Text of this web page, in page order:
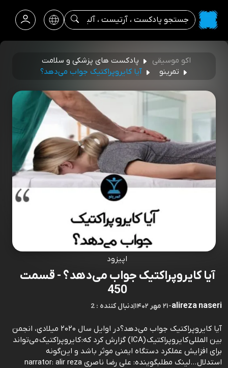
اکو موسیقی
پادکست های پزشکی و سلامت
تمرینو
آیا کایروپراکتیک جواب می‌دهد؟
اپیزود
آیا کایروپراکتیک جواب می‌دهد؟ - قسمت
450
alireza naseri
-۲۱ مهر ۱۴۰۲ |2 : دنبال کننده
آیا کایروپراکتیک جواب می‌دهد؟در اوایل سال ۲۰۲۰ میلادی، انجمن
بین المللی کایروپراکتیک (ICA) گزارش کرد که: کایروپراکتیک می‌تواند
برای افزایش عملکرد دستگاه ایمنی موثر باشد و این‌گونه
استدلال ...⁠لینک مطلب⁠گوینده: علی رضا ناصری narrator: alir reza